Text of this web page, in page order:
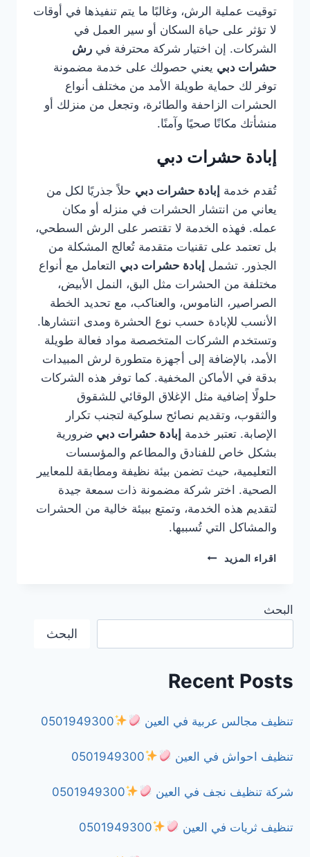
توقيت عملية الرش، وغالبًا ما يتم تنفيذها في أوقات
لا تؤثر على حياة السكان أو سير العمل في
الشركات. إن اختيار شركة محترفة في رش
حشرات دبي يعني حصولك على خدمة مضمونة
توفر لك حماية طويلة الأمد من مختلف أنواع
الحشرات الزاحفة والطائرة، وتجعل من منزلك أو
منشأتك مكانًا صحيًا وآمنًا.
إبادة حشرات دبي
تُقدم خدمة إبادة حشرات دبي حلاً جذريًا لكل من
يعاني من انتشار الحشرات في منزله أو مكان
عمله. فهذه الخدمة لا تقتصر على الرش السطحي،
بل تعتمد على تقنيات متقدمة تُعالج المشكلة من
الجذور. تشمل إبادة حشرات دبي التعامل مع أنواع
مختلفة من الحشرات مثل البق، النمل الأبيض،
الصراصير، الناموس، والعناكب، مع تحديد الخطة
الأنسب للإبادة حسب نوع الحشرة ومدى انتشارها.
وتستخدم الشركات المتخصصة مواد فعالة طويلة
الأمد، بالإضافة إلى أجهزة متطورة لرش المبيدات
بدقة في الأماكن المخفية. كما توفر هذه الشركات
حلولًا إضافية مثل الإغلاق الوقائي للشقوق
والثقوب، وتقديم نصائح سلوكية لتجنب تكرار
الإصابة. تعتبر خدمة إبادة حشرات دبي ضرورية
بشكل خاص للفنادق والمطاعم والمؤسسات
التعليمية، حيث تضمن بيئة نظيفة ومطابقة للمعايير
الصحية. اختر شركة مضمونة ذات سمعة جيدة
لتقديم هذه الخدمة، وتمتع ببيئة خالية من الحشرات
والمشاكل التي تُسببها.
اقراء المزيد
شركة
البحث
البحث
Recent Posts
تنظيف مجالس عربية في العين 0501949300
تنظيف احواش في العين 0501949300
شركة تنظيف نجف في العين 0501949300
تنظيف ثريات في العين 0501949300